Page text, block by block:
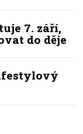
7. září,
do děje